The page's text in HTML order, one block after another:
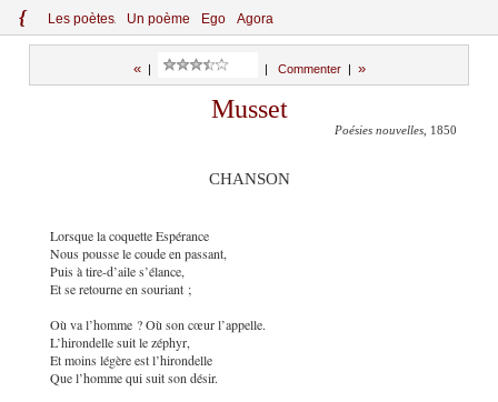
{ Les poètes Un poème Ego Agora
«| Commenter| »
Musset
Poésies nouvelles , 1850
CHANSON
Lorsque la coquette Espérance
Nous pousse le coude en passant,
Puis à tire-d’aile s’élance,
Et se retourne en souriant ;
Où va l’homme ? Où son cœur l’appelle.
L’hirondelle suit le zéphyr,
Et moins légère est l’hirondelle
Que l’homme qui suit son désir.